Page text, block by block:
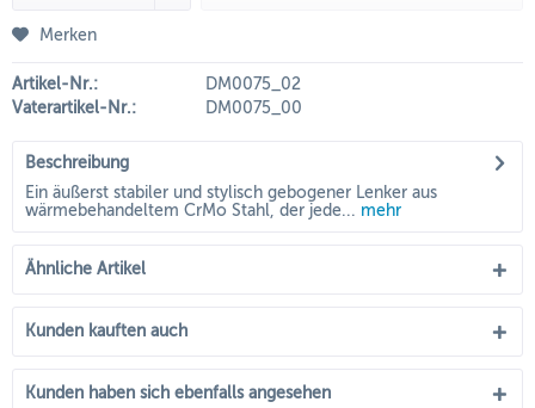
Merken
Artikel-Nr.:
DM0075_02
Vaterartikel-Nr.:
DM0075_00
Beschreibung
Ein äußerst stabiler und stylisch gebogener Lenker aus
wärmebehandeltem CrMo Stahl, der jede... mehr
Ähnliche Artikel
Kunden kauften auch
Kunden haben sich ebenfalls angesehen